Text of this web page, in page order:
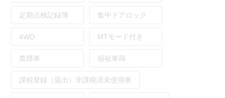
定期点検記録簿 集中ドアロック
4WD MTモード付き
禁煙車 福祉車両
課税登録（届出）非課税済未使用車